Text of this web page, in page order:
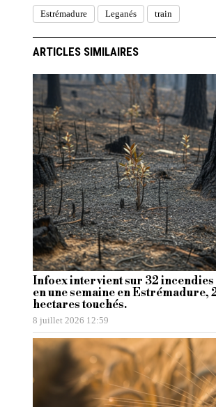
Estrémadure Leganés train
ARTICLES SIMILAIRES
Infoex intervient sur 32
en une semaine en Estrémadure,
hectares touchés.
8 juillet 2026 12:59